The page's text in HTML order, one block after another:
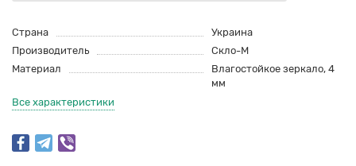
Страна
Украина
Производитель
Скло-М
Материал
Влагостойкое зеркало, 4
мм
Все характеристики